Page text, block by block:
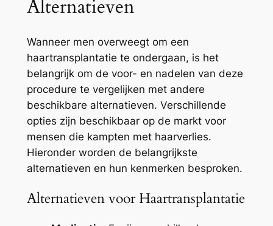
Alternatieven
Wanneer men overweegt om een
haartransplantatie te ondergaan, is het
belangrijk om de voor- en nadelen van deze
procedure te vergelijken met andere
beschikbare alternatieven. Verschillende
opties zijn beschikbaar op de markt voor
mensen die kampten met haarverlies.
Hieronder worden de belangrijkste
alternatieven en hun kenmerken besproken.
Alternatieven voor Haartransplantatie